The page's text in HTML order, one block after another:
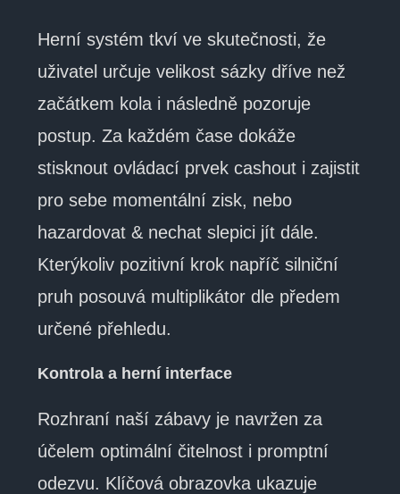
Herní systém tkví ve skutečnosti, že
uživatel určuje velikost sázky dříve než
začátkem kola i následně pozoruje
postup. Za každém čase dokáže
stisknout ovládací prvek cashout i zajistit
pro sebe momentální zisk, nebo
hazardovat & nechat slepici jít dále.
Kterýkoliv pozitivní krok napříč silniční
pruh posouvá multiplikátor dle předem
určené přehledu.
Kontrola a herní interface
Rozhraní naší zábavy je navržen za
účelem optimální čitelnost i promptní
odezvu. Klíčová obrazovka ukazuje